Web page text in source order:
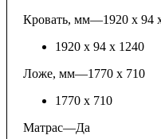
Кровать, мм—1920 х 94
1920 х 94 х 1240
Ложе, мм—1770 х 710
1770 х 710
Матрас—Да